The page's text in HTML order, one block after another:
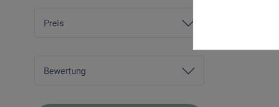
Preis
Bewertung